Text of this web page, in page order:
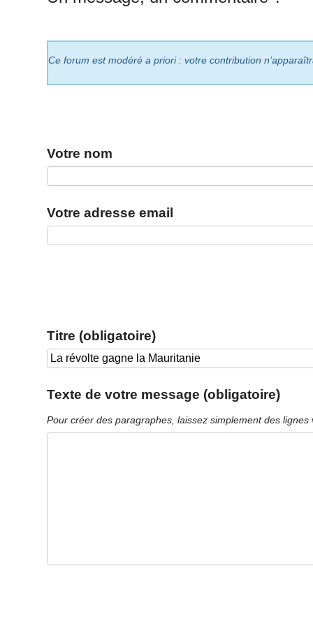
Ce forum est modéré a priori : votre contribution
Votre nom
Votre adresse email
Titre (obligatoire)
Texte de votre message (obligatoire)
Pour créer des paragraphes, laissez simplement des lignes